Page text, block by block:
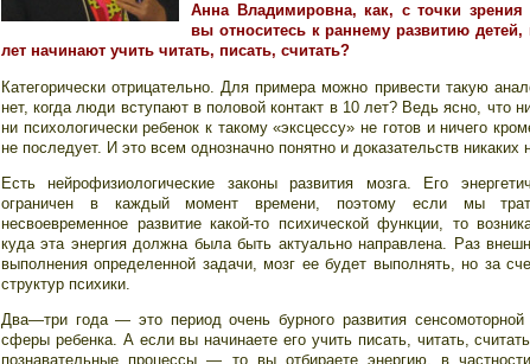
Анна Владимировна, как, с точки зрения
вы относитесь к раннему развитию детей,
лет начинают учить читать, писать, считать?
Категорически отрицательно. Для примера можно привести такую
нет, когда люди вступают в половой контакт в 10 лет? Ведь ясно, что
ни психологически ребенок к такому «эксцессу» не готов и ничего
не последует. И это всем однозначно понятно и доказательств никаких
Есть нейрофизиологические законы развития мозга. Его
ограничен в каждый момент времени, поэтому если мы
несвоевременное развитие какой-то психической функции, то
куда эта энергия должна была быть актуально направлена. Раз
выполнения определенной задачи, мозг ее будет выполнять, но за
структур психики.
Два—три года — это период очень бурного развития
сферы ребенка. А если вы начинаете его учить писать, читать,
познавательные процессы — то вы отбираете энергию, в